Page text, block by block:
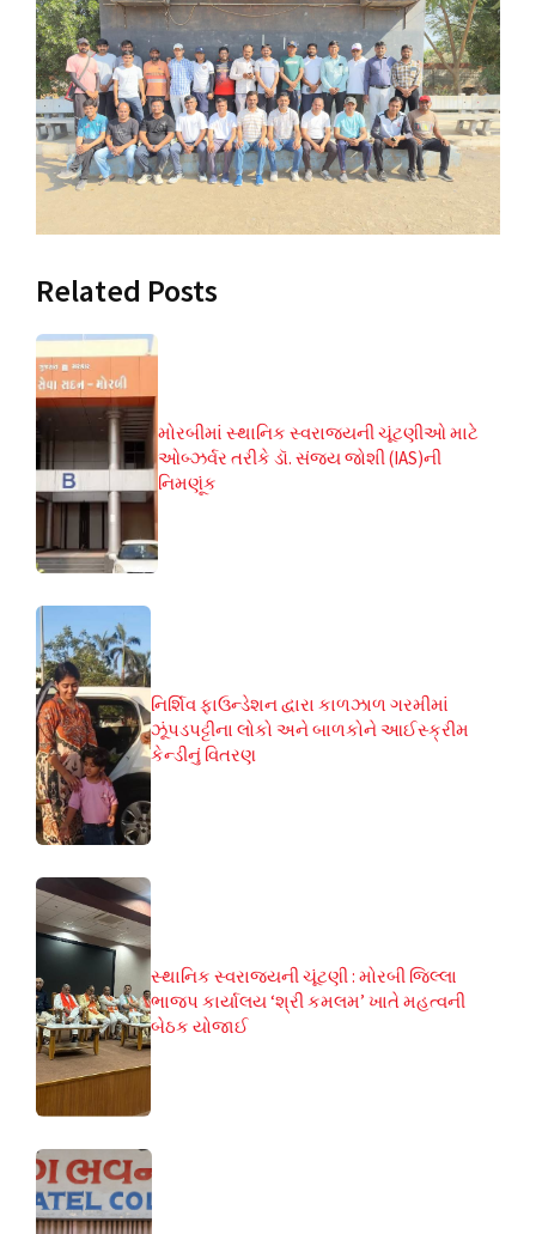
Related Posts
મોરબીમાં સ્થાનિક સ્વરાજ્યની ચૂંટણીઓ માટે
ઓબ્ઝર્વર તરીકે ડૉ. સંજય જોશી (IAS)ની
નિમણૂંક
નિર્શિવ ફાઉન્ડેશન દ્વારા કાળઝાળ ગરમીમાં
ઝૂંપડપટ્ટીના લોકો અને બાળકોને આઈસ્ક્રીમ
કેન્ડીનું વિતરણ
સ્થાનિક સ્વરાજ્યની ચૂંટણી : મોરબી જિલ્લા
ભાજપ કાર્યાલય ‘શ્રી કમલમ’ ખાતે મહત્વની
બેઠક યોજાઈ